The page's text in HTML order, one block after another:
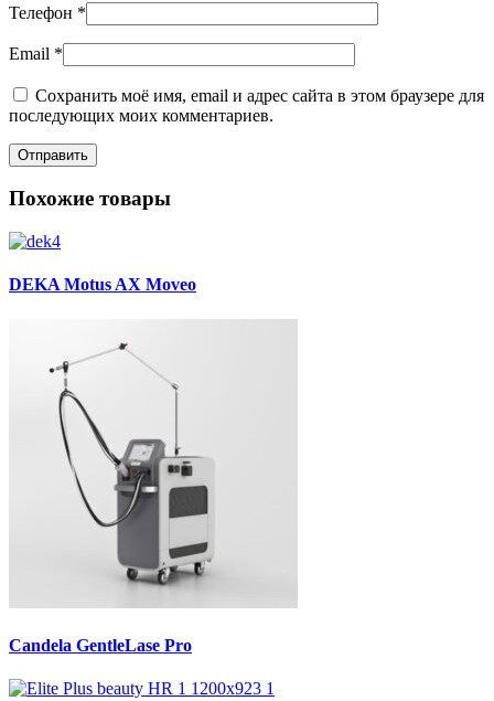
Телефон *
Email *
Сохранить моё имя, email и адрес сайта в этом браузере для
последующих моих комментариев.
Похожие товары
DEKA Motus AX Moveo
Candela GentleLase Pro